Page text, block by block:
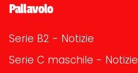
Pallavolo
Serie B2 - Notizie
Serie C maschile - Notizie